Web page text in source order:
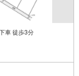
車 徒歩3分